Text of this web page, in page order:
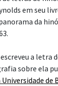
em seu
da
a letra
sobre ela
Universidade de